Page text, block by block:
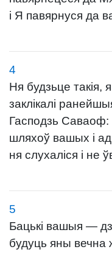
і Я павярнуся да
4
Ня будзьце такія,
заклікалі
Гасподзь Саваоф:
шляхоў вашых і
ня слухаліся і не
5
Бацькі вашыя —
будуць яны вечна